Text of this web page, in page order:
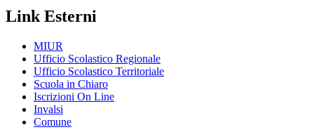
Link Esterni
MIUR
Ufficio Scolastico Regionale
Ufficio Scolastico Territoriale
Scuola in Chiaro
Iscrizioni On Line
Invalsi
Comune